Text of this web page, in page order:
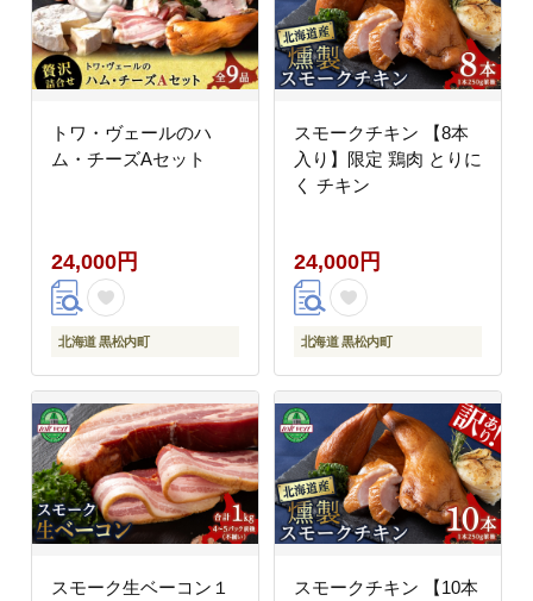
トワ・ヴェールのハ
ム・チーズAセット
24,000円
北海道 黒松内町
スモークチキン 【8本
入り】限定 鶏肉 とりに
く チキン
24,000円
北海道 黒松内町
スモーク生ベーコン１
スモークチキン 【10本